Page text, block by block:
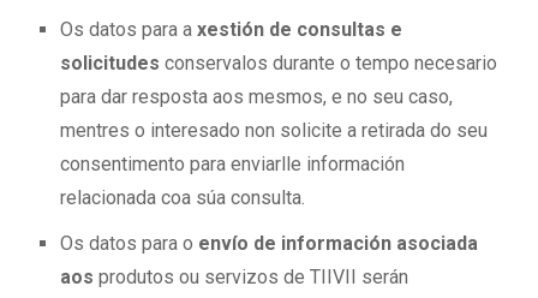
Os datos para a xestión de consultas e
solicitudes conservalos durante o tempo necesario
para dar resposta aos mesmos, e no seu caso,
mentres o interesado non solicite a retirada do seu
consentimento para enviarlle información
relacionada coa súa consulta.
Os datos para o envío de información asociada
aos produtos ou servizos de TIIVII serán